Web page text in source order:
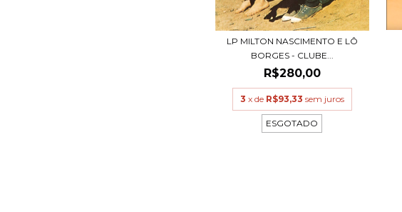
LP MILTON NASCIMENTO E LÔ
BORGES - CLUBE...
R$280,00
3 x de R$93,33 sem juros
ESGOTADO